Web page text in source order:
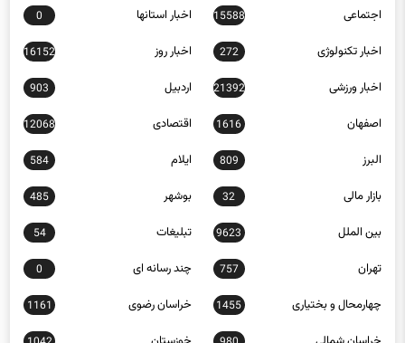
اجتماعی 15588 اخبار استانها 0
اخبار تکنولوژی 272 اخبار روز 16152
اخبار ورزشی 21392 اردبیل 903
اصفهان 1616 اقتصادی 12068
البرز 809 ایلام 584
بازار مالی 32 بوشهر 485
بین الملل 9623 تبلیغات 54
تهران 757 چند رسانه ای 0
چهارمحال و بختیاری 1455 خراسان رضوی 1161